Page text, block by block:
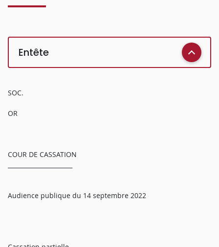
Entête
SOC.
OR
COUR DE CASSATION
Audience publique du 14 septembre 2022